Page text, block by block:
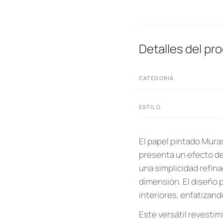
Detalles del
CATEGORIA
ESTILO
El papel pintado
presenta un efecto
una simplicidad
dimensión. El diseño
interiores,
Este versátil